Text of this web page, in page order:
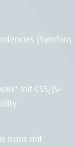
(Symfony
mit CSS/JS-
Icons mit